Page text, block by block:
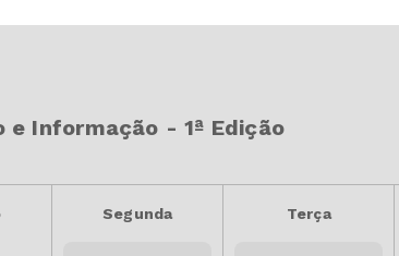
e Informação - 1ª Edição
Segunda Terça